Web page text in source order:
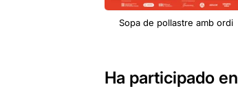
Sopa de pollastre amb ordi
Ha participado en